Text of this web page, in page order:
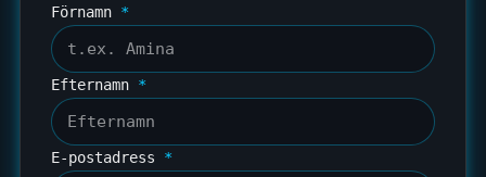
Förnamn *
Efternamn *
E-postadress *